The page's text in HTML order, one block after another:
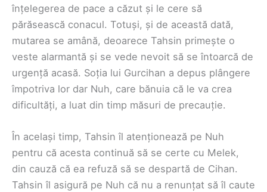
înțelegerea de pace a căzut și le cere să
părăsească conacul. Totuși, și de această dată,
mutarea se amână, deoarece Tahsin primește o
veste alarmantă și se vede nevoit să se întoarcă de
urgență acasă. Soția lui Gurcihan a depus plângere
împotriva lor dar Nuh, care bănuia că le va crea
dificultăți, a luat din timp măsuri de precauție.
În același timp, Tahsin îl atenționează pe Nuh
pentru că acesta continuă să se certe cu Melek,
din cauză că ea refuză să se despartă de Cihan.
Tahsin îl asigură pe Nuh că nu a renunțat să îl caute